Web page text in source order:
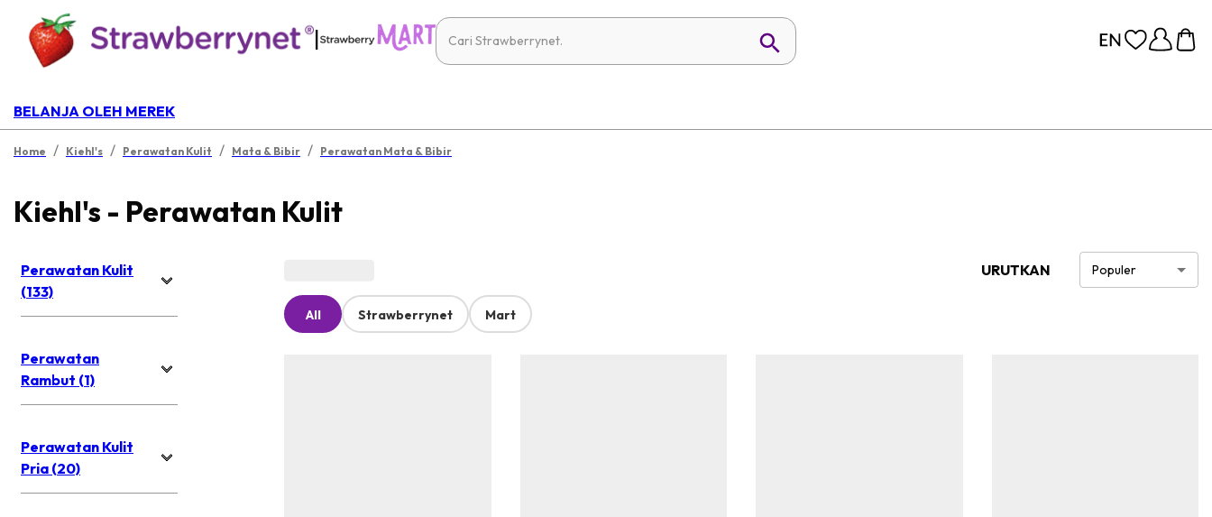
|
BELANJA OLEH MEREK
Home / Kiehl's / Perawatan Kulit / Mata & Bibir / Perawatan Mata & Bibir
Kiehl's - Perawatan Kulit
Perawatan Kulit
(133)
Perawatan
Rambut (1)
Perawatan Kulit
Pria (20)
URUTKAN Populer
All Strawberrynet Mart